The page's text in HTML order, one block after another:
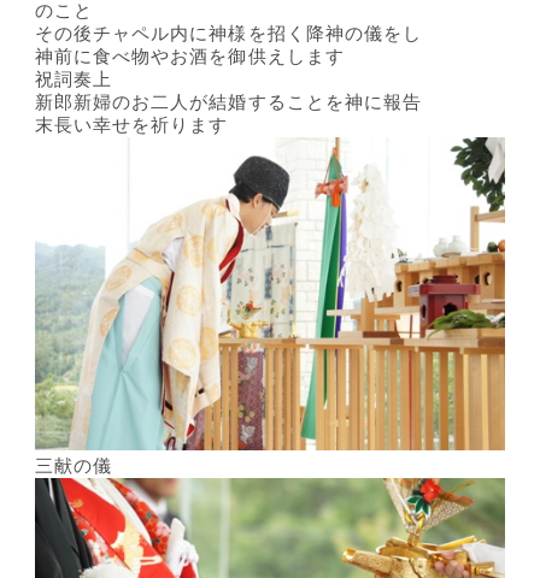
のこと
その後チャペル内に神様を招く降神の儀をし
神前に食べ物やお酒を御供えします
祝詞奏上
新郎新婦のお二人が結婚することを神に報告
末長い幸せを祈ります
三献の儀